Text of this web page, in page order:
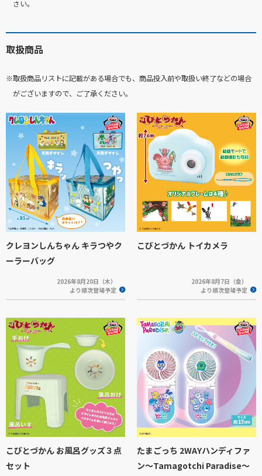
さい。
取扱商品
※取扱商品リストに記載がある場合でも、商品投入前や取扱い終了などの場合
がございますので、ご了承ください。
クレヨンしんちゃん キラつやク
ーラーバッグ
2026年8月20日（木）
より順次登場予定
こびとづかん トイカメラ
2026年8月7日（金）
より順次登場予定
こびとづかん お風呂グッズ３点
セット
たまごっち 2WAYハンディファ
ン～Tamagotchi Paradise～